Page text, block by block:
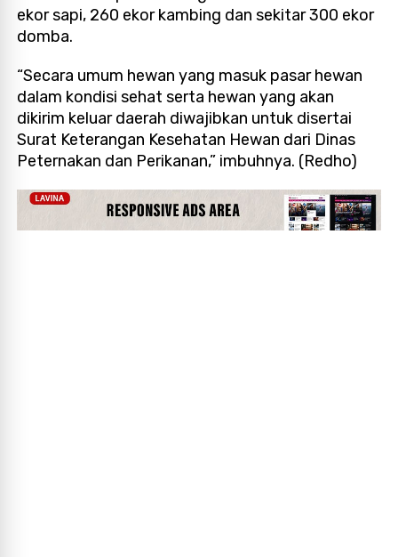
ekor sapi, 260 ekor kambing dan sekitar 300 ekor
domba.
“Secara umum hewan yang masuk pasar hewan
dalam kondisi sehat serta hewan yang akan
dikirim keluar daerah diwajibkan untuk disertai
Surat Keterangan Kesehatan Hewan dari Dinas
Peternakan dan Perikanan,” imbuhnya. (Redho)